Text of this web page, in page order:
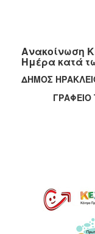
Οικονομική
Αδυναμία
&
Δημιουργικής
Παιδιών
Ανακοίνωση
Ημέρα κατά
ΔΗΜΟΣ
ΓΡΑΦΕΙΟ